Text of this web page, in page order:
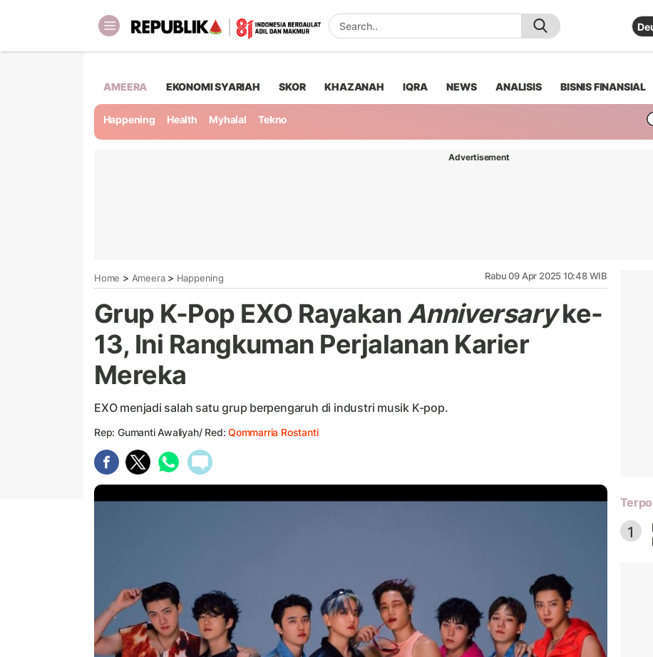
AMEERA EKONOMI SYARIAH SKOR KHAZANAH IQRA NEWS ANALISIS BISNIS FINANSIAL
Happening Health Myhalal Tekno
Advertisement
Home > Ameera> Happening Rabu 09 Apr 2025 10:48 WIB
Grup K-Pop EXO Rayakan Anniversaryke-
13, Ini Rangkuman Perjalanan Karier
Mereka
EXO menjadi salah satu grup berpengaruh di industri musik K-pop.
Rep: Gumanti Awaliyah/ Red:Qommarria Rostanti
1